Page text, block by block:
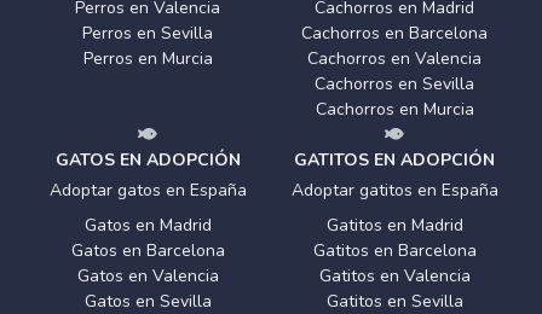
Perros en Valencia
Perros en Sevilla
Perros en Murcia
Cachorros en Madrid
Cachorros en Barcelona
Cachorros en Valencia
Cachorros en Sevilla
Cachorros en Murcia
GATOS EN ADOPCIÓN
Adoptar gatos en España
Gatos en Madrid
Gatos en Barcelona
Gatos en Valencia
Gatos en Sevilla
GATITOS EN ADOPCIÓN
Adoptar gatitos en España
Gatitos en Madrid
Gatitos en Barcelona
Gatitos en Valencia
Gatitos en Sevilla